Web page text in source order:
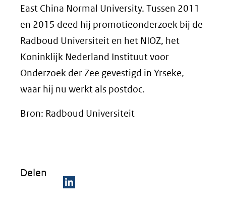
East China Normal University. Tussen 2011
en 2015 deed hij promotieonderzoek bij de
Radboud Universiteit en het NIOZ, het
Koninklijk Nederland Instituut voor
Onderzoek der Zee gevestigd in Yrseke,
waar hij nu werkt als postdoc.
Bron: Radboud Universiteit
Delen